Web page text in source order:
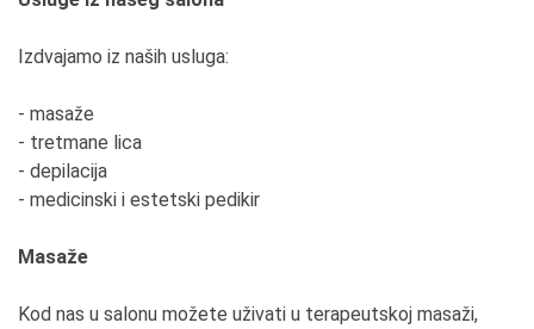
Izdvajamo iz naših usluga:
- masaže
- tretmane lica
- depilacija
- medicinski i estetski pedikir
Masaže
Kod nas u salonu možete uživati u terapeutskoj masaži,